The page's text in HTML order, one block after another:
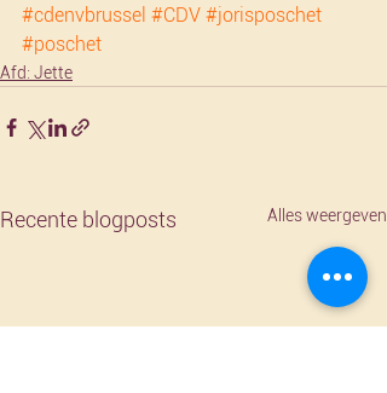
#cdenvbrussel #CDV #jorisposchet
#poschet
Afd: Jette
Recente blogposts Alles weergeven